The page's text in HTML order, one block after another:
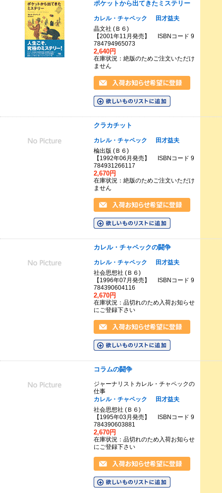
ポケットから出てきたミステリー
カレル・チャペック
田才益夫
晶文社 (Ｂ６)
【2001年11月発売】 ISBNコード 9
784794965073
2,640円
在庫状況：絶版のためご注文いただけ
ません
クラカチット
カレル・チャペック
田才益夫
楡出版 (Ｂ６)
【1992年06月発売】 ISBNコード 9
784931266117
2,670円
在庫状況：絶版のためご注文いただけ
ません
カレル・チャペックの闘争
カレル・チャペック
田才益夫
社会思想社 (Ｂ６)
【1996年07月発売】 ISBNコード 9
784390604116
2,670円
在庫状況：品切れのため入荷お知らせ
にご登録下さい
コラムの闘争
ジャーナリストカレル・チャペックの
仕事
カレル・チャペック
田才益夫
社会思想社 (Ｂ６)
【1995年03月発売】 ISBNコード 9
784390603881
2,670円
在庫状況：品切れのため入荷お知らせ
にご登録下さい